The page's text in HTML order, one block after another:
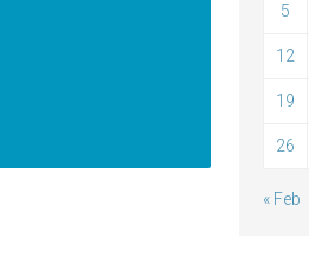
5
12
19
26
« Feb